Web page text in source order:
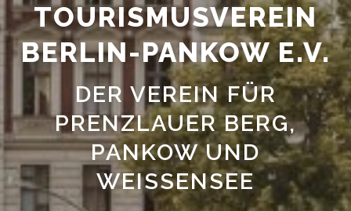
TOURISMUSVEREIN
BERLIN-PANKOW E.V.
DER VEREIN FÜR
PRENZLAUER BERG,
PANKOW UND
WEISSENSEE